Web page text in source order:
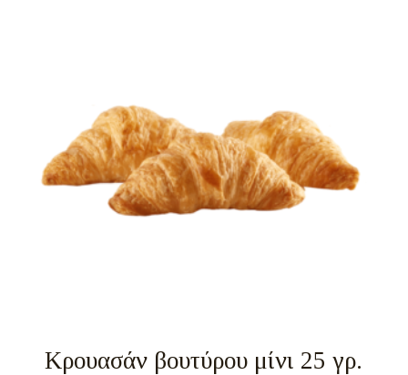
Κρουασάν βουτύρου μίνι 25 γρ.
απολύτως αναγκαία για τη λειτουργία αυτής της
ιστοσελίδας. Για όλους τους άλλους τύπους cookies
χρειαζόμαστε την άδειά σας.
Μπορείτε να αλλάξετε ή να καταργήσετε τη
συναίνεσή σας ανά πάσα στιγμή μέσω της Δήλωσης
για τα Cookies στην ιστοσελίδα μας.
Μάθετε περισσότερα σχετικά με το ποιοι είμαστε,
με το πως μπορείτε να επικοινωνήσετε μαζί μας και
με το πως επεξεργαζόμαστε τα προσωπικά
δεδομένα στην Πολιτική Προστασίας Προσωπικών
Δεδομένων μας. Παρακαλούμε αναφέρετε το